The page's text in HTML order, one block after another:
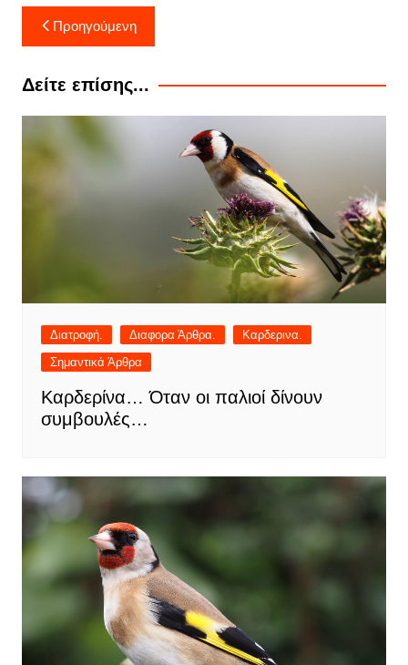
Πλοήγηση
άρθρων
Προηγούμενη
Δείτε επίσης...
Διατροφή. Διαφορα Άρθρα.
Καρδερινα.
Σημαντικά Άρθρα
Καρδερίνα… Όταν οι παλιοί δίνουν
συμβουλές…